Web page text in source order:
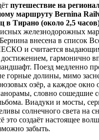
путешествие на
маршруту Bernina
в Тирано (около 2,5
железнодорожных
внесена в список
и считается
гармонично
Поезд медленно
горные долины, мимо
озёр, а каждое окно
словно сошедшие
Виадуки и мосты,
солнечного света на
это создаёт настоящее
забыть.